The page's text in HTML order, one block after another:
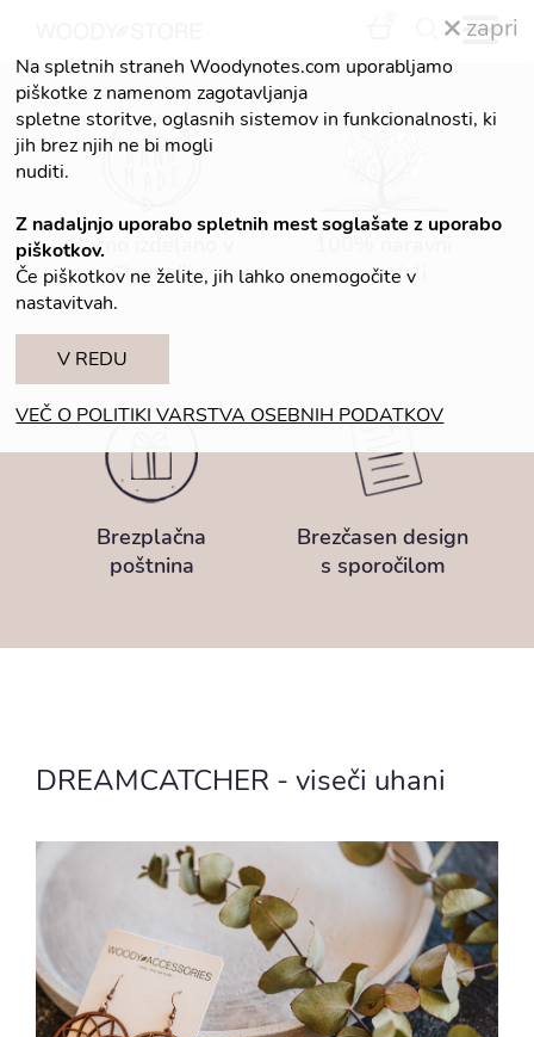
Ročno izdelano v
Sloveniji
materiali
Brezplačna
poštnina
Brezčasen design
s sporočilom
DREAMCATCHER - viseči uhani
zapri
Na spletnih straneh Woodynotes.com uporabljamo
piškotke z namenom zagotavljanja
spletne storitve, oglasnih sistemov in funkcionalnosti, ki
jih brez njih ne bi mogli
nuditi.
Z nadaljnjo uporabo spletnih mest soglašate z uporabo
piškotkov.
Če piškotkov ne želite, jih lahko onemogočite v
nastavitvah.
V REDU
VEČ O POLITIKI VARSTVA OSEBNIH PODATKOV